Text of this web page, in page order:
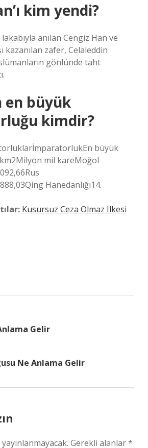
kim yendi?
anılan Cengiz Han ve
kazanılan zafer, Celaleddin
gönlünde taht
en büyük
kimdir?
büyük
mil kareMoğol
Hanedanlığı14.
Kusursuz Ceza Olmaz Ilkesi
Gelir
Ne Anlama Gelir
Gerekli alanlar*